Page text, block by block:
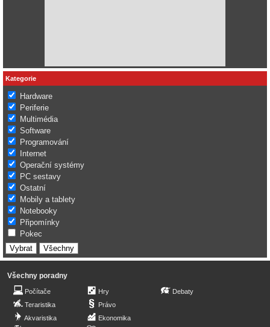
Kategorie
Hardware
Periferie
Multimédia
Software
Programování
Internet
Operační systémy
PC sestavy
Ostatní
Mobily a tablety
Notebooky
Připomínky
Pokec
Všechny poradny
Počítače
Teraristika
Akvaristika
Hry
Právo
Ekonomika
Debaty